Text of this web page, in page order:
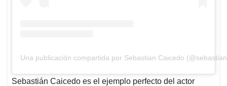
Una publicación compartida por Sebastian Caicedo
Sebastián Caicedo es el ejemplo perfecto del actor